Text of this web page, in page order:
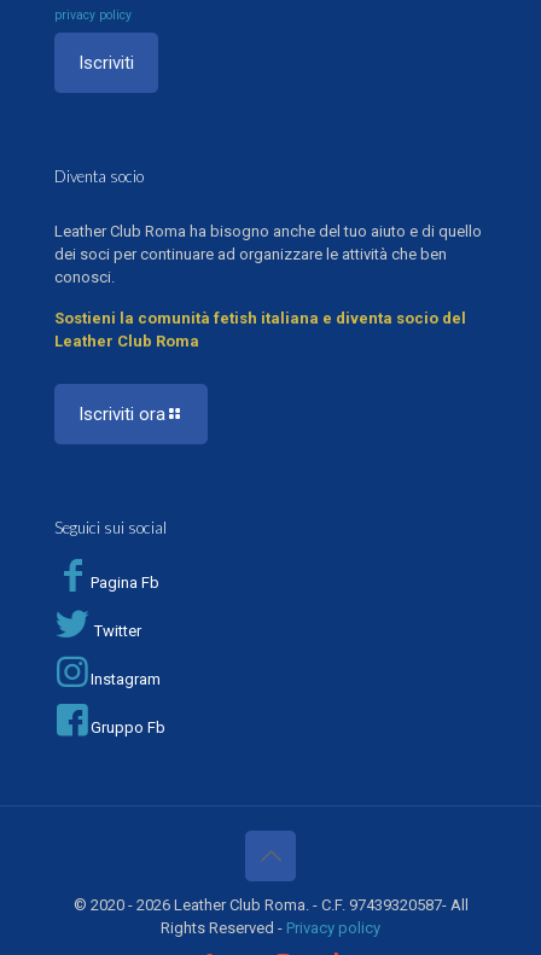
privacy policy
Diventa socio
Leather Club Roma ha bisogno anche del tuo aiuto e di quello
dei soci per continuare ad organizzare le attività che ben
conosci.
Sostieni la comunità fetish italiana e diventa socio del
Leather Club Roma
Iscriviti ora
Seguici sui social
Pagina Fb
Twitter
Instagram
Gruppo Fb
© 2020 - 2026 Leather Club Roma. - C.F. 97439320587- All
Rights Reserved - Privacy policy